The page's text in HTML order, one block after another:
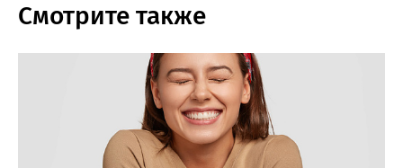
Смотрите также